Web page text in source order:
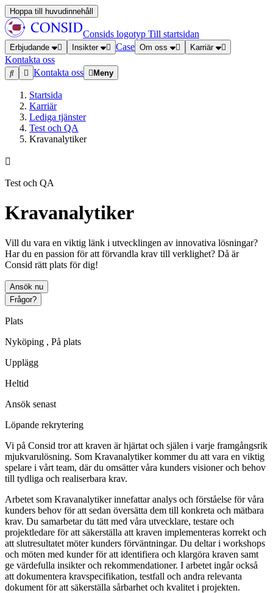
Hoppa till huvudinnehåll
Consids logotyp Till startsidan
Erbjudande Insikter Case Om oss Karriär
Kontakta oss
Kontakta oss
Meny
Startsida
Karriär
Lediga tjänster
Test och QA
Kravanalytiker
Test och QA
Kravanalytiker
Vill du vara en viktig länk i utvecklingen av innovativa lösningar?
Har du en passion för att förvandla krav till verklighet? Då är
Consid rätt plats för dig!
Ansök nu
Frågor?
Plats
Nyköping , På plats
Upplägg
Heltid
Ansök senast
Löpande rekrytering
Vi på Consid tror att kraven är hjärtat och själen i varje framgångsrik
mjukvarulösning. Som Kravanalytiker kommer du att vara en viktig
spelare i vårt team, där du omsätter våra kunders visioner och behov
till tydliga och realiserbara krav.
Arbetet som Kravanalytiker innefattar analys och förståelse för våra
kunders behov för att sedan översätta dem till konkreta och mätbara
krav. Du samarbetar du tätt med våra utvecklare, testare och
projektledare för att säkerställa att kraven implementeras korrekt och
att slutresultatet möter kunders förväntningar. Du deltar i workshops
och möten med kunder för att identifiera och klargöra kraven samt
ge värdefulla insikter och rekommendationer. I arbetet ingår också
att dokumentera kravspecifikation, testfall och andra relevanta
dokument för att säkerställa sårbarhet och kvalitet i projekten.